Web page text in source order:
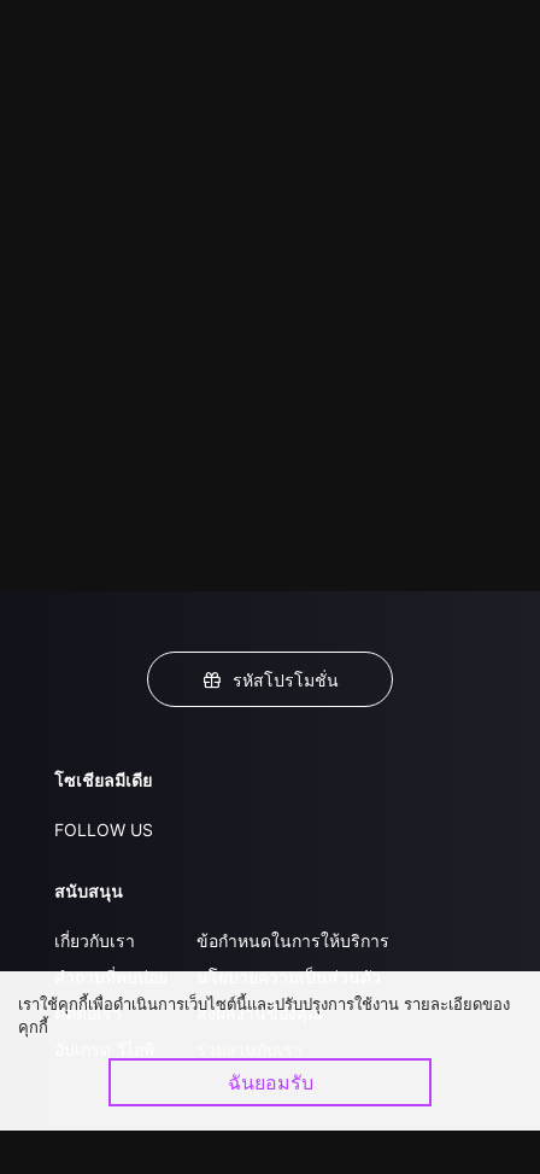
รหัสโปรโมชั่น
โซเชียลมีเดีย
FOLLOW US
สนับสนุน
เกี่ยวกับเรา
คำถามที่พบบ่อย
ติดต่อเรา
ข้อกำหนดในการให้บริการ
นโยบายความเป็นส่วนตัว
ส่งผลงานของคุณ
เราใช้คุกกี้เพื่อดำเนินการเว็บไซต์นี้และปรับปรุงการใช้งาน รายละเอียดของ
คุกกี้
ฉันยอมรับ